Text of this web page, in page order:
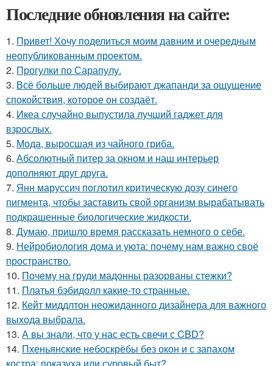
Последние обновления на сайте:
1. Привет! Хочу поделиться моим давним и очередным
неопубликованным проектом.
2. Прогулки по Сарапулу.
3. Всё больше людей выбирают джапанди за ощущение
спокойствия, которое он создаёт.
4. Икеа случайно выпустила лучший гаджет для
взрослых.
5. Мода, выросшая из чайного гриба.
6. Абсолютный питер за окном и наш интерьер
дополняют друг друга.
7. Янн маруссич поглотил критическую дозу синего
пигмента, чтобы заставить свой организм вырабатывать
подкрашенные биологические жидкости.
8. Думаю, пришло время рассказать немного о себе.
9. Нейробиология дома и уюта: почему нам важно своё
пространство.
10. Почему на груди мадонны разорваны стежки?
11. Платья бэбидолл какие-то странные.
12. Кейт миддлтон неожиданного дизайнера для важного
выхода выбрала.
13. А вы знали, что у нас есть свечи с CBD?
14. Пхеньянские небоскрёбы без окон и с запахом